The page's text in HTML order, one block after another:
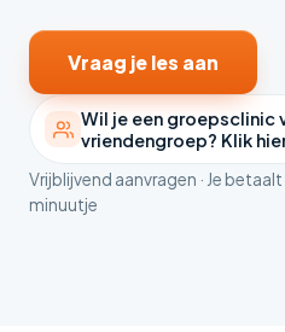
Vraag je les aan
Vrijblijvend aanvragen · Je
minuutje
Wil je een groepsclinic
vriendengroep? Klik